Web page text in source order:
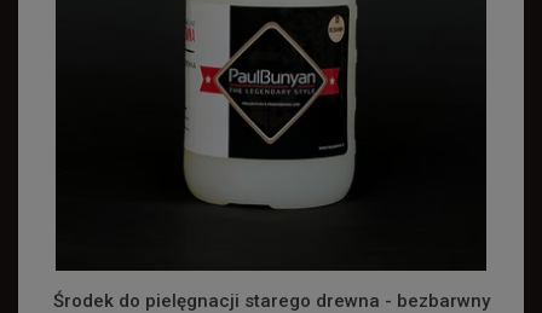
Środek do pielęgnacji starego drewna - bezbarwny